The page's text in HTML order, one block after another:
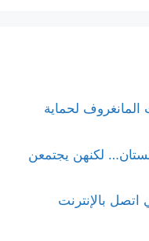
المانغروف لحماية
لكنهن يجتمعن
بالإنترنت